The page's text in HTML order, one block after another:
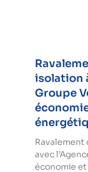
isolation
Groupe
Ravalement
avec
économie et